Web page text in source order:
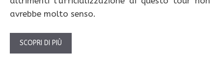
avrebbe molto senso.
SCOPRI DI PIÙ